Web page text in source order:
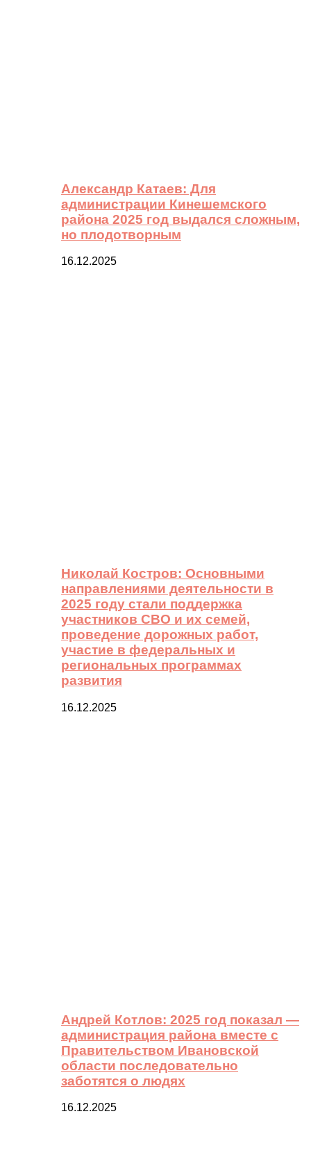
Александр Катаев: Для
администрации Кинешемского
района 2025 год выдался сложным,
но плодотворным
16.12.2025
Николай Костров: Основными
направлениями деятельности в
2025 году стали поддержка
участников СВО и их семей,
проведение дорожных работ,
участие в федеральных и
региональных программах
развития
16.12.2025
Андрей Котлов: 2025 год показал —
администрация района вместе с
Правительством Ивановской
области последовательно
заботятся о людях
16.12.2025